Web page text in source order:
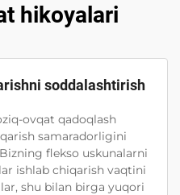
hikoyalari
soddalashtirish
ovqat qadoqlash
samaradorligini
flekso uskunalarni
ishlab chiqarish vaqtini
shu bilan birga yuqori